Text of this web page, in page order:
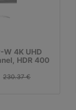
W 4K UHD
HDR 400
230.37 €